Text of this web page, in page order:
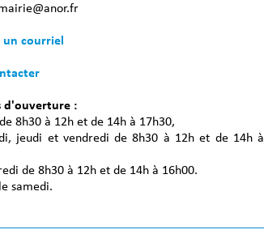
un courriel
d'ouverture :
8h30 à 12h et de 14h à 17h30,
jeudi et vendredi de 8h30 à 12h et de 14h à
de 8h30 à 12h et de 14h à 16h00.
samedi.